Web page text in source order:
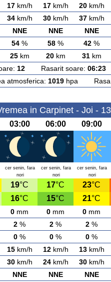
17km/h 17km/h 20km/h
34km/h 30km/h 37km/h
NNE NNE NNE
54 % 58 % 42 %
25km 20km 31km
12Rasarit soare: 06:23
1019hpa
in Carpinet - Joi -
03:00 06:00 09:00
cer senin, fara
nori
cer senin, fara
nori
cer senin, fara
nori
19°C 17°C 23°C
16°C 15°C 21°C
0 mm 0 mm 0 mm
2 % 2 % 2 %
0 % 0 % 0 %
15km/h 12km/h 13km/h
30km/h 24km/h 30km/h
NNE NNE NNE